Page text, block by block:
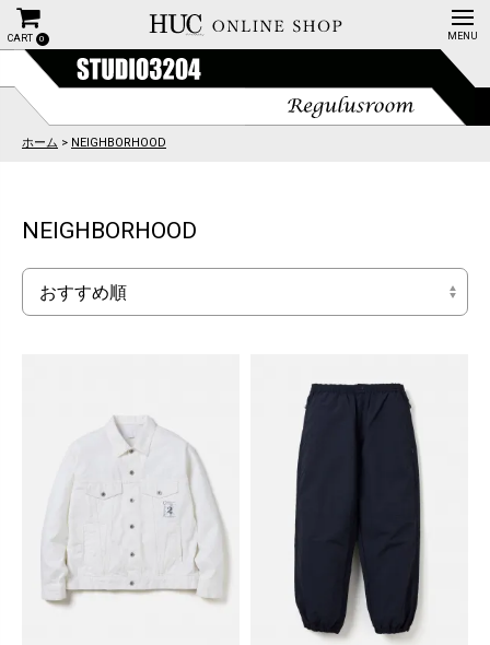
CART 0
ホーム > NEIGHBORHOOD
NEIGHBORHOOD